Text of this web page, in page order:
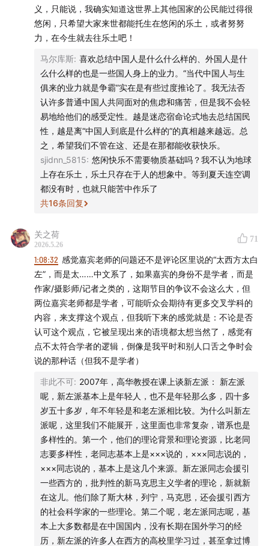
文化等级与拉美思想的自证困境
“玛琳切”与粗话中的文化密码
一位80岁委内瑞拉哲学家的中国情缘
鲁迅与林语堂在拉美：斑驳的中国想象
“拉美”：一个想象的共同体的聚合与溃散
“拉美是一种命运”：竹内好与沟口雄三的启示
27:36 “没有拉美的拉美研究”
从《百年孤独》到企业家的“拉美想象”
中国人如何通过消费改变拉美农牧业
不做“尖子生”：失败者经验与被压迫者政治
为什么今天我们仍然需要阅读拉美的失败经验
中国与拉美之间为何出现“跨服聊天”
与安第斯原住民传统结合的马克思主义
突破民族国家框架的玻利维亚多民族国
挣脱西方定义的拉美女性主义
华雷斯城：“弑女之城”与墨美边境的女性地狱
三个D：依附、民主、发展
义，只能说，我确实知道这世界上其他国家的公民能过得很
悠闲，只希望大家来世都能托生在悠闲的乐土，或者努努
力，在今生就去往乐土吧！
马尔库斯: 喜欢总结中国人是什么什么样的、外国人是什
么什么样的也是一些国人身上的业力。“当代中国人与生
俱来的业力就是争霸”实在是有些过度推论了。我无法否
认许多普通中国人共同面对的焦虑和痛苦，但是我不会轻
易地给他们的感受定性。越是迷恋宿命论式地去总结国民
性，越是离“中国人到底是什么样的”的真相越来越远。总
之，希望我们不管在这、还是在那都能收获快乐。
sjidnn_5815: 悠闲快乐不需要物质基础吗？我不认为地球
上存在乐土，乐土只存在于人的想象中。等到夏天连空调
都没有时，也就只能苦中作乐了
共16条回复
关之荷
2026.5.26
71
1:08:32 感觉嘉宾老师的问题还不是评论区里说的“太西方太白
左”，而是太……中文系了，如果嘉宾的身份不是学者，而是
作家/摄影师/记者之类的，这期节目的争议不会这么大，但
两位嘉宾老师都是学者，可能听众会期待有更多交叉学科的
内容，来支撑这个观点，但我听下来的感觉就是：不论是否
认可这个观点，它被呈现出来的语境都太想当然了，感觉有
点不太符合学者的逻辑，倒像是我平时和别人口舌之争时会
说的那种话（但我不是学者）
非此不可: 2007年，高华教授在课上谈新左派： 新左派
呢，新左派基本上是年轻人，也不是年轻那么多，四十多
岁五十多岁，年不年轻是和老左派相比较。为什么叫新左
派呢，这里我们不能展开，这里面也非常复杂，谱系也是
多样性的。第一个，他们的理论背景和理论资源，比老同
志要多样性，老同志基本上是×××说的，×××同志说的，
×××同志说的，基本上是这几个来源。新左派同志会援引
一些西方的，批判性的新马克思主义学者的理论，新就新
在这儿。他们除了斯大林，列宁，马克思，还会援引西方
的社会科学家的一些理论。第二个呢，老左派同志呢，基
本上大多数都是在中国国内，没有长期在国外学习的经
历，新左派的许多人在西方的高校里学习过，甚至拿过博